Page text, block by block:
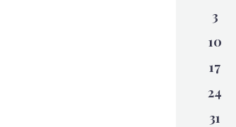
3
10
17
24
31